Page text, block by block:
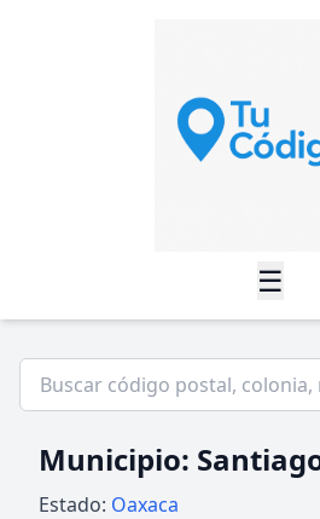
☰
Municipio:
Estado: Oaxaca